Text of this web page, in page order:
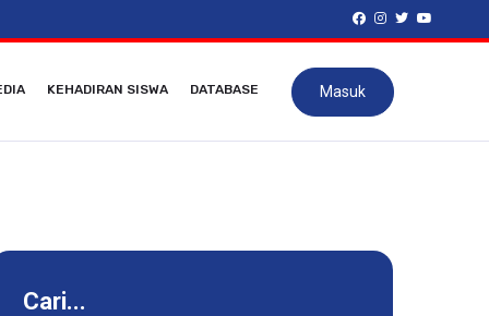
Masuk
KEHADIRAN SISWA DATABASE
Cari...